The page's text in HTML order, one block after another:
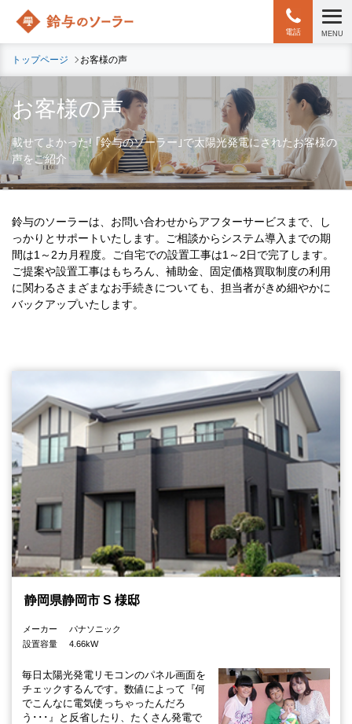
電話 MENU
トップページ お客様の声
お客様の声
載せてよかった! ｢鈴与のソーラー｣で太陽光発電にされたお客様の
声をご紹介
鈴与のソーラーは、お問い合わせからアフターサービスまで、し
っかりとサポートいたします。ご相談からシステム導⼊までの期
間は1～2カ⽉程度。ご⾃宅での設置⼯事は1～2⽇で完了します。
ご提案や設置⼯事はもちろん、補助⾦、固定価格買取制度の利⽤
に関わるさまざまなお⼿続きについても、担当者がきめ細やかに
バックアップいたします。
静岡県静岡市 S 様邸
メーカー
パナソニック
設置容量
4.66kW
毎日太陽光発電リモコンのパネル画面を
チェックするんです。数値によって『何
でこんなに電気使っちゃったんだろ
う･･･』と反省したり、たくさん発電で